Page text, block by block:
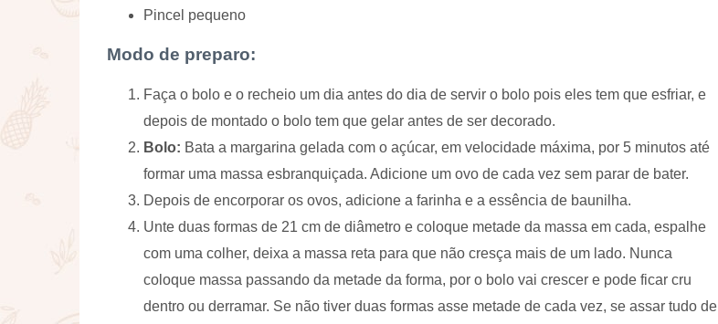
Pincel pequeno
Modo de preparo:
Faça o bolo e o recheio um dia antes do dia de servir o bolo pois eles tem que esfriar, e
depois de montado o bolo tem que gelar antes de ser decorado.
Bolo: Bata a margarina gelada com o açúcar, em velocidade máxima, por 5 minutos até
formar uma massa esbranquiçada. Adicione um ovo de cada vez sem parar de bater.
Depois de encorporar os ovos, adicione a farinha e a essência de baunilha.
Unte duas formas de 21 cm de diâmetro e coloque metade da massa em cada, espalhe
com uma colher, deixa a massa reta para que não cresça mais de um lado. Nunca
coloque massa passando da metade da forma, por o bolo vai crescer e pode ficar cru
dentro ou derramar. Se não tiver duas formas asse metade de cada vez, se assar tudo de